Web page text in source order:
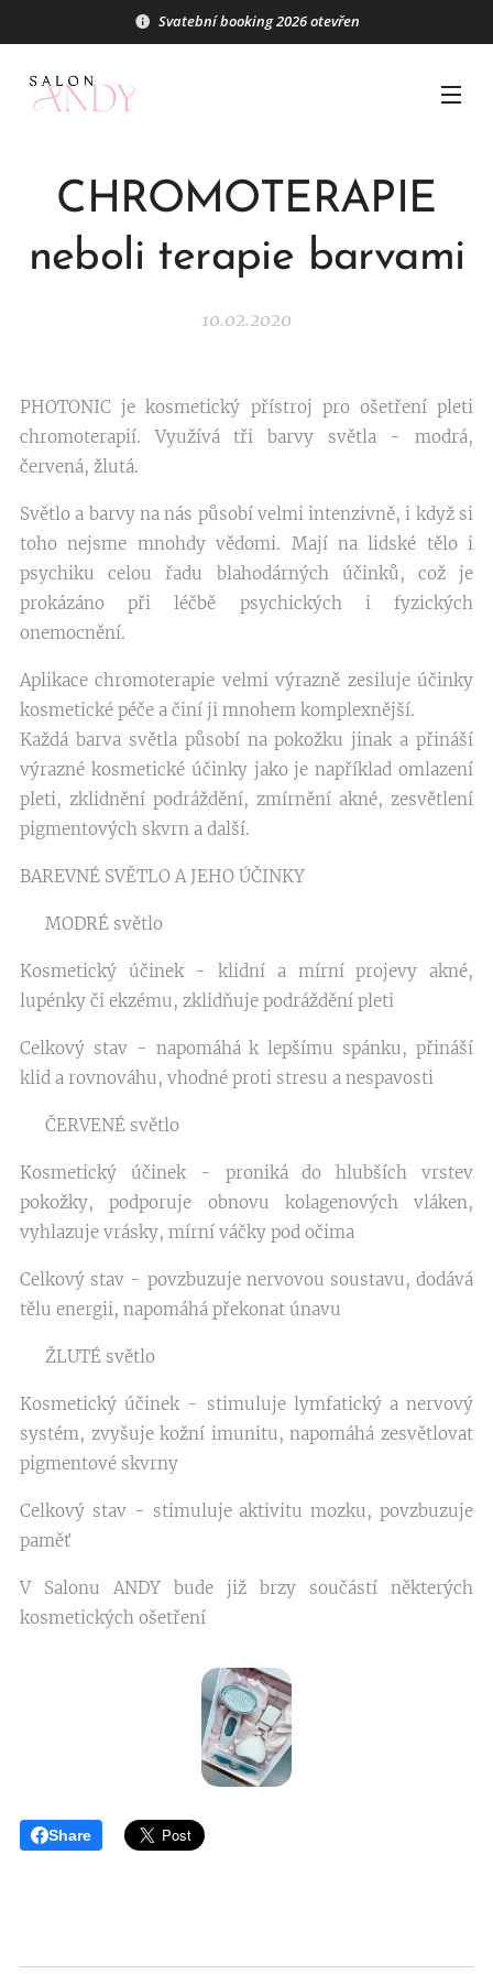
Svatební booking 2026 otevřen
CHROMOTERAPIE
neboli terapie barvami
10.02.2020
PHOTONIC je kosmetický přístroj pro ošetření pleti
chromoterapií. Využívá tři barvy světla - modrá,
červená, žlutá.
Světlo a barvy na nás působí velmi intenzivně, i když si
toho nejsme mnohdy vědomi. Mají na lidské tělo i
psychiku celou řadu blahodárných účinků, což je
prokázáno při léčbě psychických i fyzických
onemocnění.
Aplikace chromoterapie velmi výrazně zesiluje účinky
kosmetické péče a činí ji mnohem komplexnější.
Každá barva světla působí na pokožku jinak a přináší
výrazné kosmetické účinky jako je například omlazení
pleti, zklidnění podráždění, zmírnění akné, zesvětlení
pigmentových skvrn a další.
BAREVNÉ SVĚTLO A JEHO ÚČINKY
💙 MODRÉ světlo 💙
Kosmetický účinek - klidní a mírní projevy akné,
lupénky či ekzému, zklidňuje podráždění pleti
Celkový stav - napomáhá k lepšímu spánku, přináší
klid a rovnováhu, vhodné proti stresu a nespavosti
❤️ ČERVENÉ světlo ❤️
Kosmetický účinek - proniká do hlubších vrstev
pokožky, podporuje obnovu kolagenových vláken,
vyhlazuje vrásky, mírní váčky pod očima
Celkový stav - povzbuzuje nervovou soustavu, dodává
tělu energii, napomáhá překonat únavu
💛 ŽLUTÉ světlo 💛
Kosmetický účinek - stimuluje lymfatický a nervový
systém, zvyšuje kožní imunitu, napomáhá zesvětlovat
pigmentové skvrny
Celkový stav - stimuluje aktivitu mozku, povzbuzuje
paměť
V Salonu ANDY bude již brzy součástí některých
kosmetických ošetření
Share